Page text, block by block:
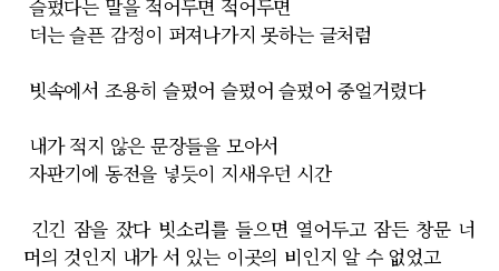
슬펐다는 말을 적어두면 적어두면
더는 슬픈 감정이 퍼져나가지 못하는 글처럼
빗속에서 조용히 슬펐어 슬펐어 슬펐어 중얼거렸다
내가 적지 않은 문장들을 모아서
자판기에 동전을 넣듯이 지새우던 시간
긴긴 잠을 잤다 빗소리를 들으면 열어두고 잠든 창문 너
머의 것인지 내가 서 있는 이곳의 비인지 알 수 없었고